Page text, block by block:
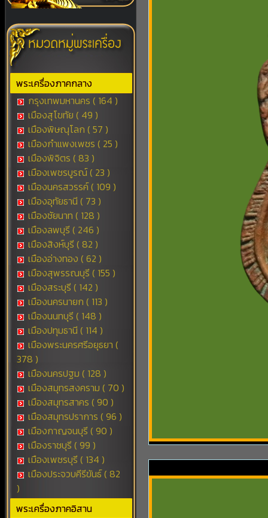
พระเครื่องภาคกลาง
กรุงเทพมหานคร ( 164 )
เมืองสุโขทัย ( 49 )
เมืองพิษณุโลก ( 57 )
เมืองกำแพงเพชร ( 25 )
เมืองพิจิตร ( 83 )
เมืองเพชรบูรณ์ ( 23 )
เมืองนครสวรรค์ ( 109 )
เมืองอุทัยธานี ( 73 )
เมืองชัยนาท ( 128 )
เมืองลพบุรี ( 246 )
เมืองสิงห์บุรี ( 82 )
เมืองอ่างทอง ( 62 )
เมืองสุพรรณบุรี ( 155 )
เมืองสระบุรี ( 142 )
เมืองนครนายก ( 113 )
เมืองนนทบุรี ( 148 )
เมืองปทุมธานี ( 114 )
เมืองพระนครศรีอยุธยา (
378 )
เมืองนครปฐม ( 128 )
เมืองสมุทรสงคราม ( 70 )
เมืองสมุทรสาคร ( 90 )
เมืองสมุทรปราการ ( 96 )
เมืองกาญจนบุรี ( 90 )
เมืองราชบุรี ( 99 )
เมืองเพชรบุรี ( 134 )
เมืองประจวบคีรีขันธ์ ( 82
)
พระเครื่องภาคอิสาน